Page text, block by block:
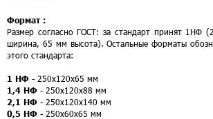
Формат :
Размер согласно ГОСТ: за стандарт принят 1НФ
ширина, 65 мм высота). Остальные форматы
этого стандарта:
1 НФ - 250х120х65 мм
1,4 НФ - 250х120х88 мм
2,1 НФ - 250х120х140 мм
0,5 НФ - 250х60х65 мм